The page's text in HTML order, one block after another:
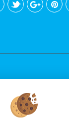
un confort de lecture
smartphone, notre site
différents types d'écrans